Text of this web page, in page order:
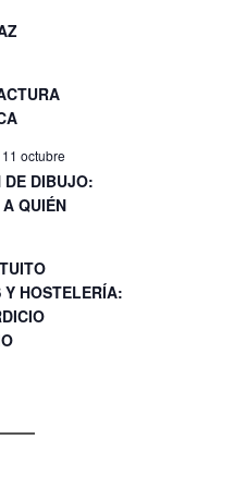
11 octubre
DE DIBUJO:
QUIÉN
Y HOSTELERÍA: